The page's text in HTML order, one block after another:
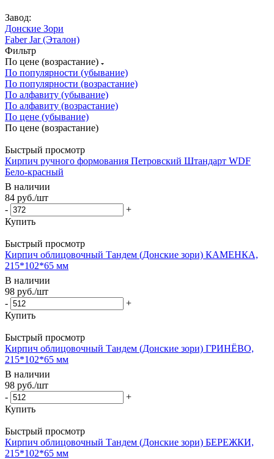
Завод:
Донские Зори
Faber Jar (Эталон)
Фильтр
По цене (возрастание)
По популярности (убывание)
По популярности (возрастание)
По алфавиту (убывание)
По алфавиту (возрастание)
По цене (убывание)
По цене (возрастание)
Быстрый просмотр
Кирпич ручного формования Петровский Штандарт WDF
Бело-красный
В наличии
84 руб./шт
-
+
Купить
Быстрый просмотр
Кирпич облицовочный Тандем (Донские зори) КАМЕНКА,
215*102*65 мм
В наличии
98 руб./шт
-
+
Купить
Быстрый просмотр
Кирпич облицовочный Тандем (Донские зори) ГРИНЁВО,
215*102*65 мм
В наличии
98 руб./шт
-
+
Купить
Быстрый просмотр
Кирпич облицовочный Тандем (Донские зори) БЕРЕЖКИ,
215*102*65 мм